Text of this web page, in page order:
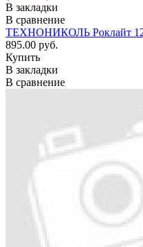
В закладки
В сравнение
ТЕХНОНИКОЛЬ Роклайт
895.00 руб.
Купить
В закладки
В сравнение